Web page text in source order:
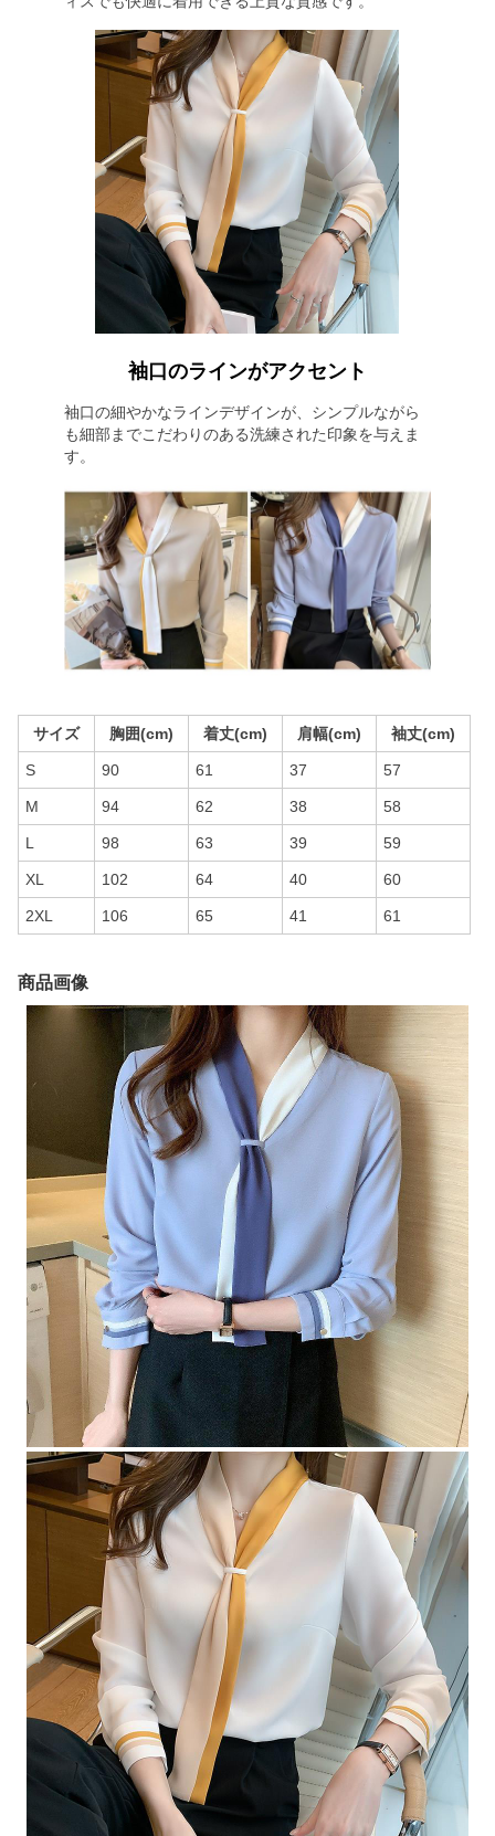
袖口のラインがアクセント
袖口の細やかなラインデザインが、シンプルながら
も細部までこだわりのある洗練された印象を与えま
す。
サイズ 胸囲(cm) 着丈(cm) 肩幅(cm) 袖丈(cm)
S 90 61 37 57
M 94 62 38 58
L 98 63 39 59
XL 102 64 40 60
2XL 106 65 41 61
商品画像